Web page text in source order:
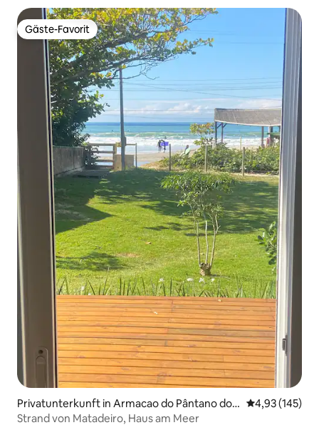
Gäste-Favorit
Gäste-Favorit
Privatunterkunft in Armacao do Pântano do S
ul
4,93 (145)
Strand von Matadeiro, Haus am Meer